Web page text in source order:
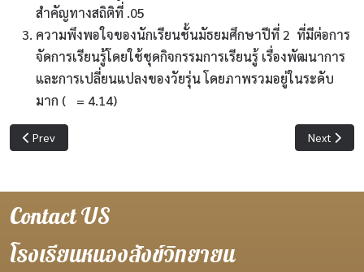
สำคัญทางสถิติที่ .05
ความพึงพอใจของนักเรียนชั้นมัธยมศึกษาปีที่ 2 ที่มีต่อการ
จัดการเรียนรู้โดยใช้ชุดกิจกรรมการเรียนรู้ เรื่องพัฒนาการ
และการเปลี่ยนแปลงของวัยรุ่น โดยภาพรวมอยู่ในระดับ
มาก (
= 4.14)
Previous article: การพัฒนาการจัดการระบบดูแลช่วยเหลือนักเรียน
Prev Next
Next
Contact US
โรงเรียนหนองสังข์วิทยายน